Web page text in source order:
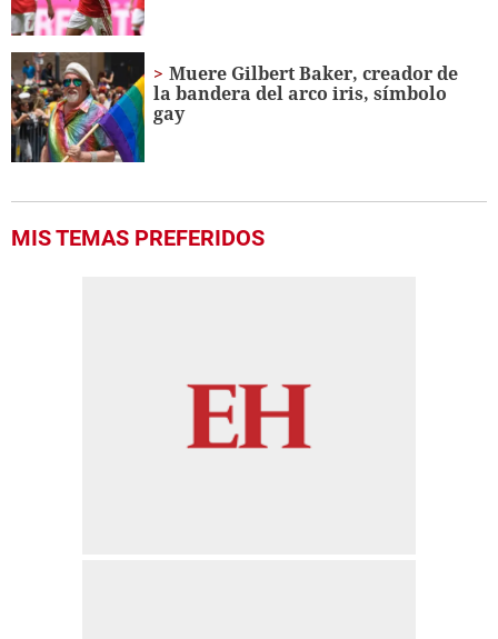
Muere Gilbert Baker, creador de
la bandera del arco iris, símbolo
gay
MIS TEMAS PREFERIDOS